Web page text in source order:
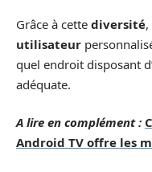
Grâce à cette diversité
utilisateur
quel endroit disposant
adéquate.
A lire en complément :
Android TV offre les